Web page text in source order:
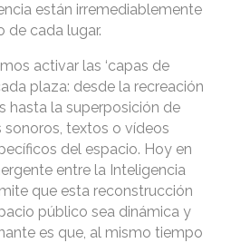
están irremediablemente
de cada lugar.
activar las ‘capas de
plaza: desde la recreación
hasta la superposición de
textos o vídeos
del espacio. Hoy en
entre la Inteligencia
que esta reconstrucción
público sea dinámica y
es que, al mismo tiempo